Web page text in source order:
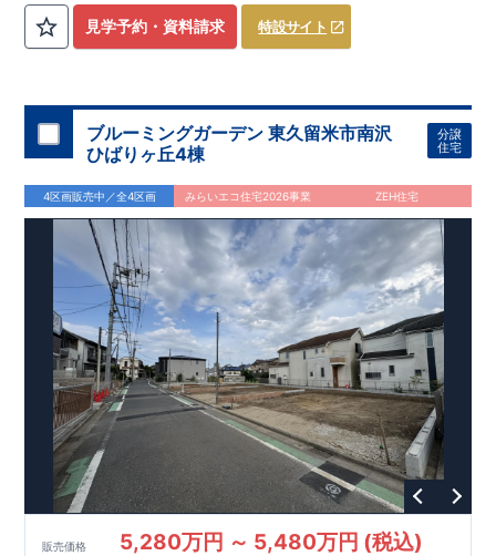
(2.3号棟)​・デザインと機能性を兼ね備えたオープンサニタリー
irodori
・お洒落で開放感のあるデザインが魅力の
・お買い物施設（フレッシュマルチュウ山本店）
ｍ ​
○2024年グッドデザイン賞3プロジェクト同時受賞 ・「木造
住宅用制震ダンパー/ 東栄セーフティダンパー」 ・「地盤改良
工法/R-Evolveパイル」 ・
簡単に地図から消
せる道」
○第18
の新たな空間提案「マルチエントランス」が受賞いたしまし
た！ ○耐震等級最高等級3 ・数百年に一度の地震に耐える力
倍の耐震性！ ・さらに繰り返しの地震に強い
ダンパ
採用で安心！ ○ 長期優良住宅
・住宅ローン控減額、固定資
産税減額期間拡充などの嬉しい税制面優遇が受けられます！
・エコ住宅としての性能評価を全号棟が取得していま
す！ ○住宅性能評価ダブル取得 ・『設計』住宅性能評価…建
物設計段階で、国が認めた第三者機関が評価しております。
・『建設』住宅性能評価…評価を受けた図面通りに施工され
ているか、建設までに計4回チェックが行われます。
未完成でも近隣完成物件にてご内覧可能です！
ぜひお気軽にお問い合わせください♪ 西宮営業所 TEL：0798-
38-1246​(定休日：火・水・年末年始)
スマートフォンで見やすい特設サイトはこちら
https://www.e-blooming.com/bukken/84775041/
見学予約・資料請求 特設サイト
ブルーミングガーデン 東久留米市南沢
ひばりヶ丘4棟
分譲
住宅
4区画販売中／全4区画 みらいエコ住宅2026事業 ZEH住宅
販売価格 5,280万円 ～ 5,480万円 (税込)